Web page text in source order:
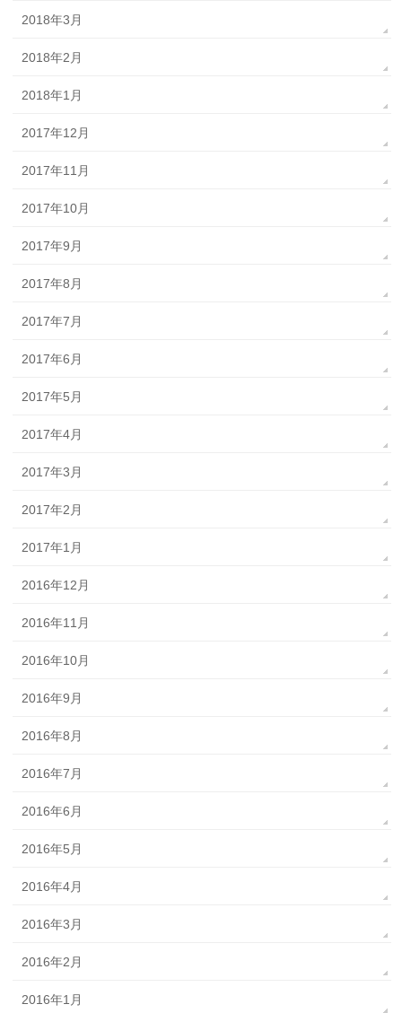
2018年3月
2018年2月
2018年1月
2017年12月
2017年11月
2017年10月
2017年9月
2017年8月
2017年7月
2017年6月
2017年5月
2017年4月
2017年3月
2017年2月
2017年1月
2016年12月
2016年11月
2016年10月
2016年9月
2016年8月
2016年7月
2016年6月
2016年5月
2016年4月
2016年3月
2016年2月
2016年1月